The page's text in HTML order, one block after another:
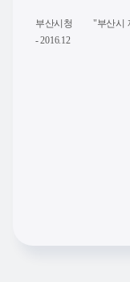
부산시청
"부산시
- 2016.12